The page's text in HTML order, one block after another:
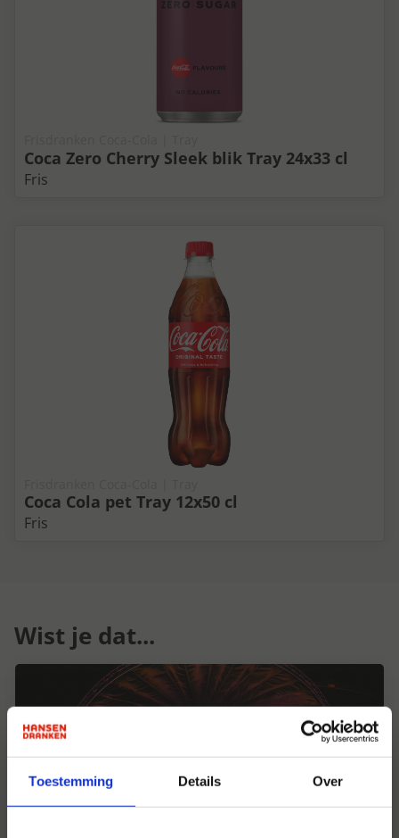
Toestemming Details Over
Coca Zero Cherry Sleek blik Tray 24x33 cl
Fris
Coca Cola pet Tray 12x50 cl
Fris
Wist je dat...